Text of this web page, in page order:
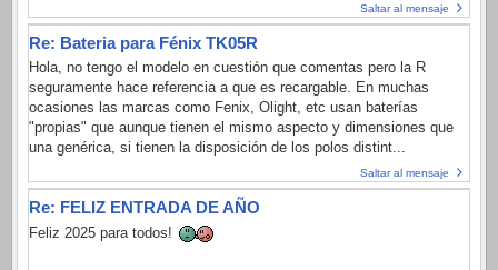
Saltar al mensaje
Re: Bateria para Fénix TK05R
Hola, no tengo el modelo en cuestión que comentas pero la R
seguramente hace referencia a que es recargable. En muchas
ocasiones las marcas como Fenix, Olight, etc usan baterías
"propias" que aunque tienen el mismo aspecto y dimensiones que
una genérica, si tienen la disposición de los polos distint...
Saltar al mensaje
Re: FELIZ ENTRADA DE AÑO
Feliz 2025 para todos!